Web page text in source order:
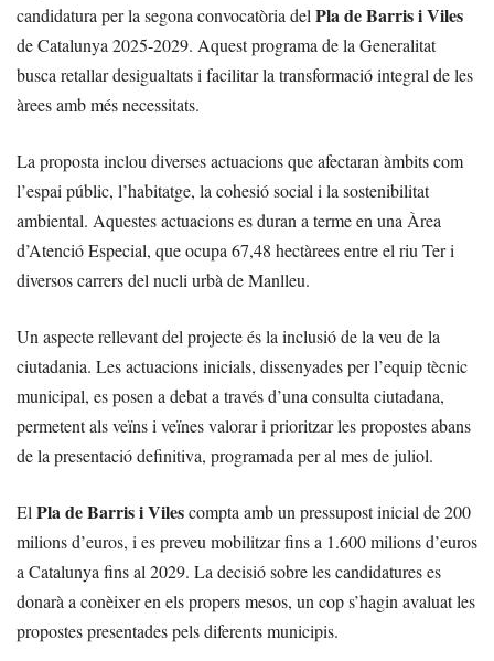
candidatura per la segona convocatòria del Pla de Barris i Viles
de Catalunya 2025-2029. Aquest programa de la Generalitat
busca retallar desigualtats i facilitar la transformació integral de les
àrees amb més necessitats.
La proposta inclou diverses actuacions que afectaran àmbits com
l’espai públic, l’habitatge, la cohesió social i la sostenibilitat
ambiental. Aquestes actuacions es duran a terme en una Àrea
d’Atenció Especial, que ocupa 67,48 hectàrees entre el riu Ter i
diversos carrers del nucli urbà de Manlleu.
Un aspecte rellevant del projecte és la inclusió de la veu de la
ciutadania. Les actuacions inicials, dissenyades per l’equip tècnic
municipal, es posen a debat a través d’una consulta ciutadana,
permetent als veïns i veïnes valorar i prioritzar les propostes abans
de la presentació definitiva, programada per al mes de juliol.
El Pla de Barris i Vilescompta amb un pressupost inicial de 200
milions d’euros, i es preveu mobilitzar fins a 1.600 milions d’euros
a Catalunya fins al 2029. La decisió sobre les candidatures es
donarà a conèixer en els propers mesos, un cop s’hagin avaluat les
propostes presentades pels diferents municipis.